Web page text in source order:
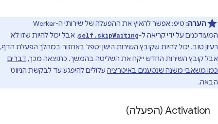
הערה:
טיפ: אפשר להאיץ את ההפעלה של שירותי ה-Worker
המעודכנים על ידי קריאה ל-self.skipWaiting, אבל יכול להיות שזו לא
רעיון טוב. יכול להיות שקובץ השירות הישן יטפל באחזור במהלך הפעלת הדף,
אבל קובץ השירות החדש ייקח את השליטה בהמשך. כתוצאה מכך, דברים
כמו משאבי משנה שנטענים באיטרציה עלולים להיפגע עד לבקשת הניווט
הבאה.
Activation (הפעלה)